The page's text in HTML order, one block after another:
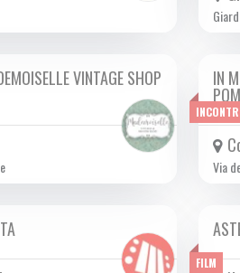
10 2023 VINTAGE SHOP IN
Via
2023
FILM